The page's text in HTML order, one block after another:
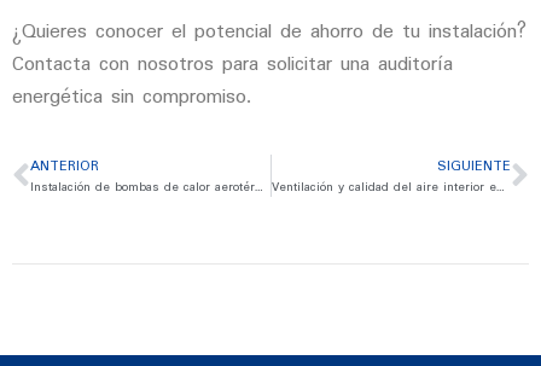
¿Quieres conocer el potencial de ahorro de tu instalación?
Contacta con nosotros para solicitar una auditoría
energética sin compromiso.
ANTERIOR
Instalación de bombas de calor aerotérmicas en empresas: guía paso a paso
SIGUIENTE
Ventilación y calidad del aire interior en oficinas: obligaciones legales para empresas en España